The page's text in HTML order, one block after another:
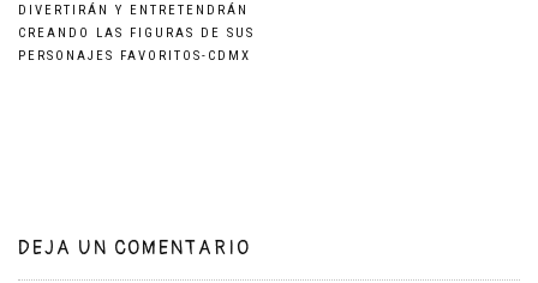
de
DIVERTIRÁN Y ENTRETENDRÁN
CREANDO LAS FIGURAS DE SUS
PERSONAJES FAVORITOS-CDMX
DEJA UN COMENTARIO